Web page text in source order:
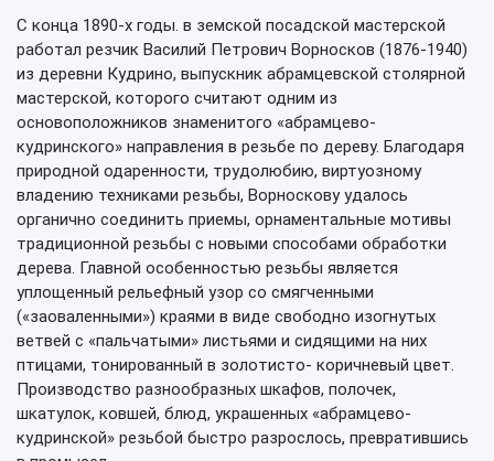
С конца 1890-х годы. в земской посадской мастерской
работал резчик Василий Петрович Ворносков (1876-1940)
из деревни Кудрино, выпускник абрамцевской столярной
мастерской, которого считают одним из
основоположников знаменитого «абрамцево-
кудринского» направления в резьбе по дереву. Благодаря
природной одаренности, трудолюбию, виртуозному
владению техниками резьбы, Ворноскову удалось
органично соединить приемы, орнаментальные мотивы
традиционной резьбы с новыми способами обработки
дерева. Главной особенностью резьбы является
уплощенный рельефный узор со смягченными
(«заоваленными») краями в виде свободно изогнутых
ветвей с «пальчатыми» листьями и сидящими на них
птицами, тонированный в золотисто- коричневый цвет.
Производство разнообразных шкафов, полочек,
шкатулок, ковшей, блюд, украшенных «абрамцево-
кудринской» резьбой быстро разрослось, превратившись